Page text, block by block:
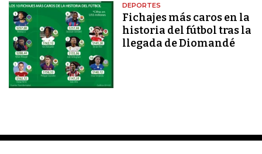
DEPORTES
Fichajes más caros en la
historia del fútbol tras la
llegada de Diomandé